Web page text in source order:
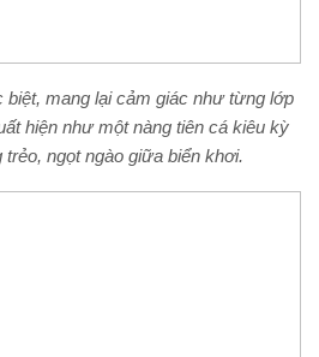
mang lại cảm giác như từng lớp
hiện như một nàng tiên cá kiêu kỳ
ngọt ngào giữa biển khơi.